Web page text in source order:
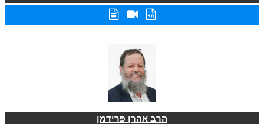
הרב אהרן פרידמן